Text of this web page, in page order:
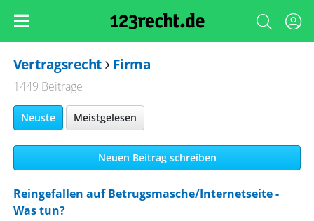
Vertragsrecht Firma
1449 Beiträge
Neuste Meistgelesen
Neuen Beitrag schreiben
Reingefallen auf Betrugsmasche/Internetseite -
Was tun?